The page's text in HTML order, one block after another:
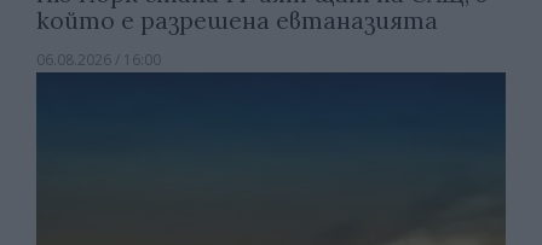
който е разрешена евтаназията
06.08.2026 / 16:00